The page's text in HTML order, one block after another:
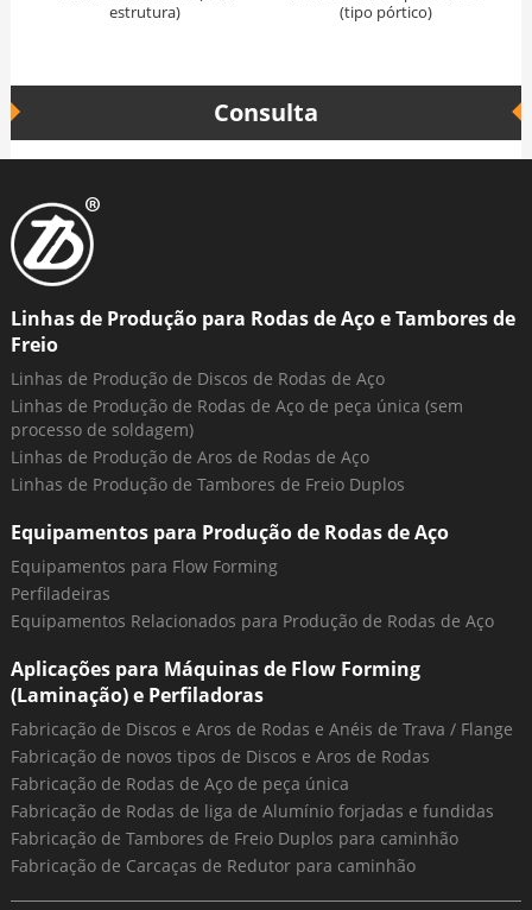
estrutura)
(tipo pórtico)
Consulta
Linhas de Produção para Rodas de Aço e Tambores de
Freio
Linhas de Produção de Discos de Rodas de Aço
Linhas de Produção de Rodas de Aço de peça única (sem
processo de soldagem)
Linhas de Produção de Aros de Rodas de Aço
Linhas de Produção de Tambores de Freio Duplos
Equipamentos para Produção de Rodas de Aço
Equipamentos para Flow Forming
Perfiladeiras
Equipamentos Relacionados para Produção de Rodas de Aço
Aplicações para Máquinas de Flow Forming
(Laminação) e Perfiladoras
Fabricação de Discos e Aros de Rodas e Anéis de Trava / Flange
Fabricação de novos tipos de Discos e Aros de Rodas
Fabricação de Rodas de Aço de peça única
Fabricação de Rodas de liga de Alumínio forjadas e fundidas
Fabricação de Tambores de Freio Duplos para caminhão
Fabricação de Carcaças de Redutor para caminhão